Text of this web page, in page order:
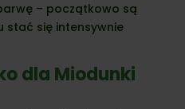
– początkowo są
stać się intensywnie
dla Miodunki